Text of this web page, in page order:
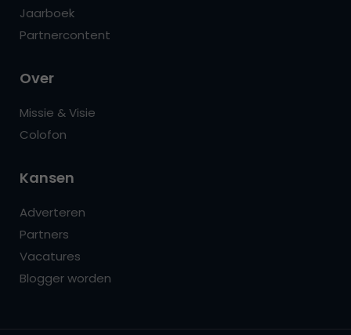
Jaarboek
Partnercontent
Over
Missie & Visie
Colofon
Kansen
Adverteren
Partners
Vacatures
Blogger worden